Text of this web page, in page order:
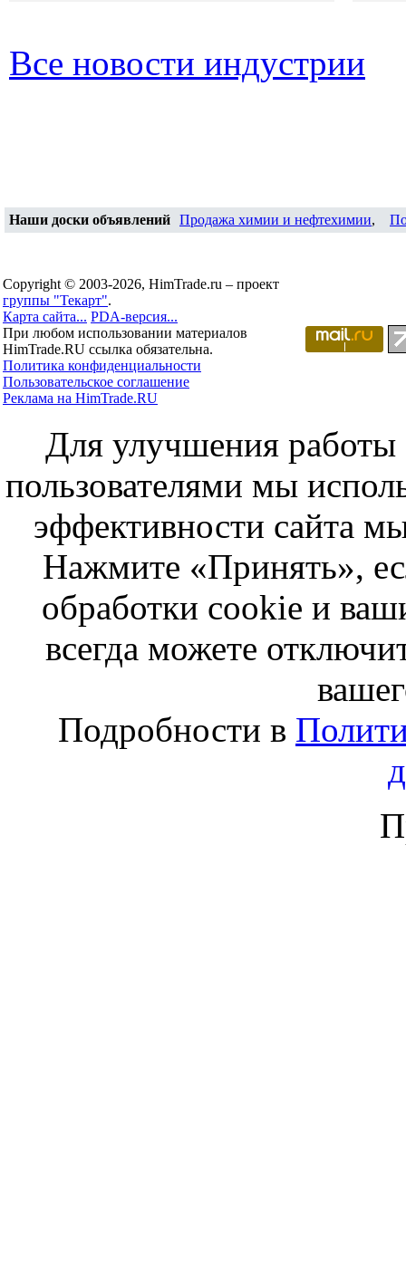
Все новости индустрии
Наши доски объявлений Продажа химии и нефтехимии,
Copyright © 2003-2026, HimTrade.ru – проект
группы "Текарт".
Карта сайта... PDA-версия...
При любом использовании материалов
HimTrade.RU ссылка обязательна.
Политика конфиденциальности
Пользовательское соглашение
Реклама на HimTrade.RU
Для улучшения работы
пользователями мы
эффективности сайта
Нажмите «Принять»,
обработки cookie и
всегда можете
Подробности в